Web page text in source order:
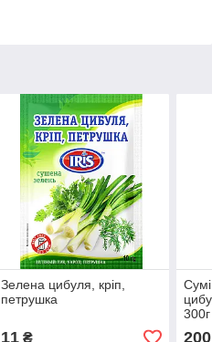
Зелена цибуля, кріп,
петрушка
11₴
300г
200